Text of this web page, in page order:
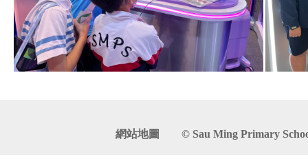
網站地圖 © Sau Ming Primary